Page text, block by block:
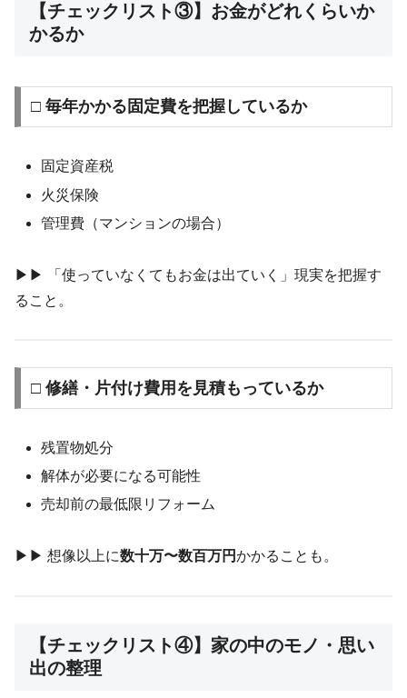
【チェックリスト③】お金がどれくらいか
かるか
□ 毎年かかる固定費を把握しているか
固定資産税
火災保険
管理費（マンションの場合）
▶︎▶︎ 「使っていなくてもお金は出ていく」現実を把握す
ること。
□ 修繕・片付け費用を見積もっているか
残置物処分
解体が必要になる可能性
売却前の最低限リフォーム
▶︎▶︎ 想像以上に数十万〜数百万円かかることも。
【チェックリスト④】家の中のモノ・思い
出の整理